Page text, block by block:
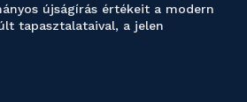
újságírás értékeit a modern
tapasztalataival, a jelen